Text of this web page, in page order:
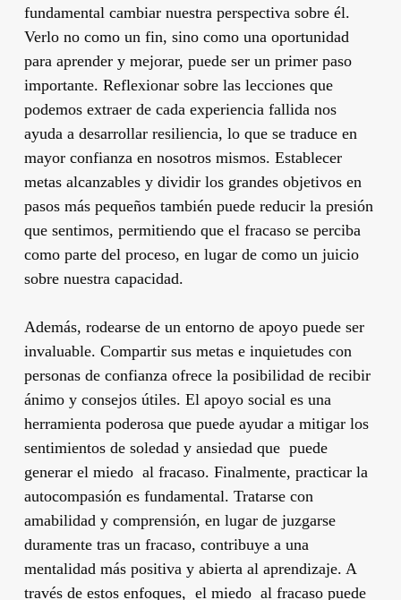
fundamental cambiar nuestra perspectiva sobre él.
Verlo no como un fin, sino como una oportunidad
para aprender y mejorar, puede ser un primer paso
importante. Reflexionar sobre las lecciones que
podemos extraer de cada experiencia fallida nos
ayuda a desarrollar resiliencia, lo que se traduce en
mayor confianza en nosotros mismos. Establecer
metas alcanzables y dividir los grandes objetivos en
pasos más pequeños también puede reducir la presión
que sentimos, permitiendo que el fracaso se perciba
como parte del proceso, en lugar de como un juicio
sobre nuestra capacidad.
Además, rodearse de un entorno de apoyo puede ser
invaluable. Compartir sus metas e inquietudes con
personas de confianza ofrece la posibilidad de recibir
ánimo y consejos útiles. El apoyo social es una
herramienta poderosa que puede ayudar a mitigar los
sentimientos de soledad y ansiedad que puede
generar el miedo al fracaso. Finalmente, practicar la
autocompasión es fundamental. Tratarse con
amabilidad y comprensión, en lugar de juzgarse
duramente tras un fracaso, contribuye a una
mentalidad más positiva y abierta al aprendizaje. A
través de estos enfoques, el miedo al fracaso puede